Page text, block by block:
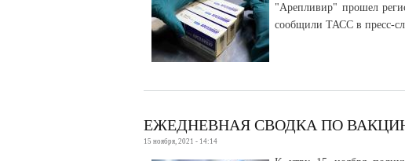
"Арепливир" прошел
сообщили ТАСС в пресс-
ЕЖЕДНЕВНАЯ СВОДКА ПО
15 ноября, 2021 - 14:14